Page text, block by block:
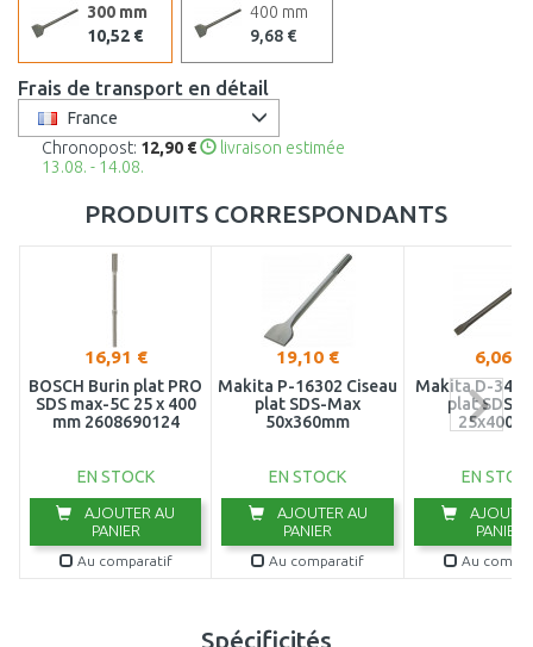
300 mm
10,52 €
400 mm
9,68 €
Frais de transport en détail
France
Chronopost: 12,90 €
livraison estimée
13.08. - 14.08.
PRODUITS CORRESPONDANTS
16,91 €
BOSCH Burin plat PRO
SDS max-5C 25 x 400
mm 2608690124
EN STOCK
AJOUTER AU
PANIER
Au comparatif
19,10 €
Makita P-16302 Ciseau
plat SDS-Max
50x360mm
EN STOCK
AJOUTER AU
PANIER
Au comparatif
6,06 €
Makita D-
plat SDS-
EN
PANIER
Au
Spécificités